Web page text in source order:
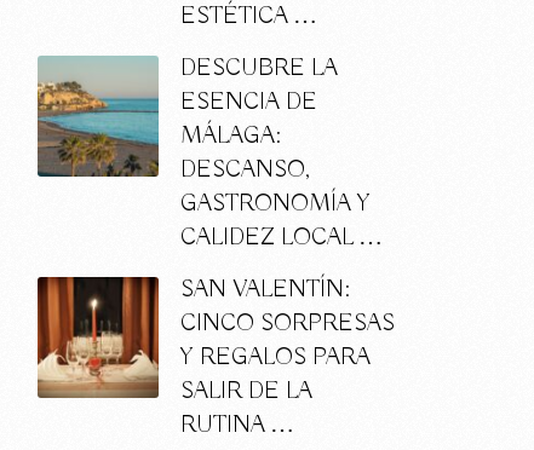
ESTÉTICA …
DESCUBRE LA
ESENCIA DE
MÁLAGA:
DESCANSO,
GASTRONOMÍA Y
CALIDEZ LOCAL …
SAN VALENTÍN:
CINCO SORPRESAS
Y REGALOS PARA
SALIR DE LA
RUTINA …